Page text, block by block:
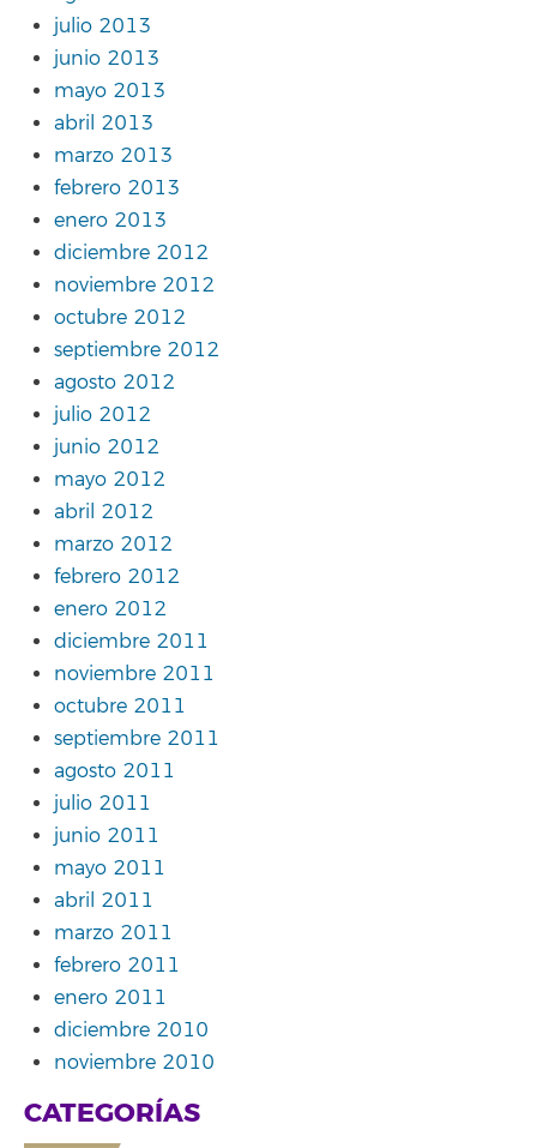
julio 2013
junio 2013
mayo 2013
abril 2013
marzo 2013
febrero 2013
enero 2013
diciembre 2012
noviembre 2012
octubre 2012
septiembre 2012
agosto 2012
julio 2012
junio 2012
mayo 2012
abril 2012
marzo 2012
febrero 2012
enero 2012
diciembre 2011
noviembre 2011
octubre 2011
septiembre 2011
agosto 2011
julio 2011
junio 2011
mayo 2011
abril 2011
marzo 2011
febrero 2011
enero 2011
diciembre 2010
noviembre 2010
CATEGORÍAS